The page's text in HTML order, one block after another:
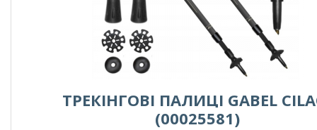
ТРЕКІНГОВІ ПАЛИЦІ GABEL
(00025581)